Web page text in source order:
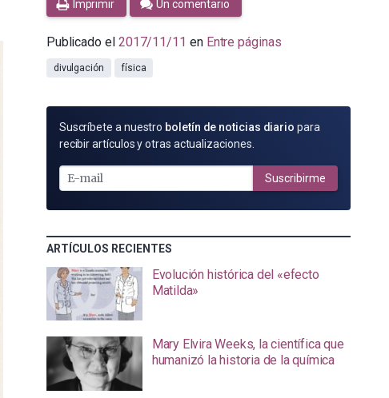
Imprimir Un comentario
Publicado el 2017/11/11 en Entre páginas
divulgación física
SUSCRÍBETE
POR
MAIL
Suscríbete a nuestro boletín de noticias diario para
recibir artículos y otras actualizaciones.
Suscribirme
ARTÍCULOS RECIENTES
Evolución histórica del «efecto
Matilda»
Mary Elvira Weeks, la científica que
humanizó la historia de la química